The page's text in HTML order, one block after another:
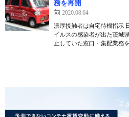
務を再開
2020.08.04
濃厚接触者は自宅待機指示
イルスの感染者が出た茨城
止していた窓口・集配業務